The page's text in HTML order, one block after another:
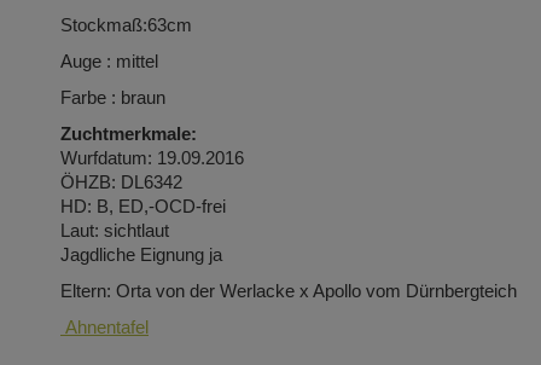
Stockmaß:63cm
Auge : mittel
Farbe : braun
Zuchtmerkmale:
Wurfdatum: 19.09.2016
ÖHZB: DL6342
HD: B, ED,-OCD-frei
Laut: sichtlaut
Jagdliche Eignung ja
Eltern: Orta von der Werlacke x Apollo vom Dürnbergteich
Ahnentafel